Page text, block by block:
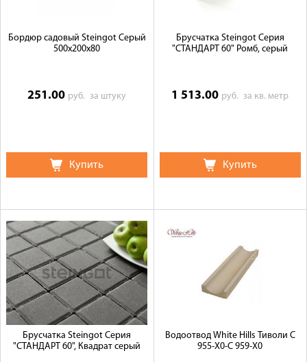
Бордюр садовый Steingot Серый
500х200х80
251.00 руб.за штуку
Купить
Брусчатка Steingot Серия
"СТАНДАРТ 60" Ромб, серый
1 513.00 руб.за кв. метр
Купить
Брусчатка Steingot Серия
"СТАНДАРТ 60", Квадрат серый
Водоотвод White Hills Тиволи С
955-Х0-С 959-Х0